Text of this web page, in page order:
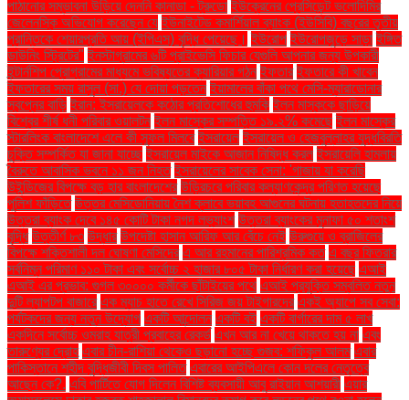
পাঠানোর সম্ভাবনা উড়িয়ে দেননি কানাডা - ট্রুডো ইউক্রেনের প্রেসিডেন্ট ভলোদিমির
জেলেনস্কি অভিযোগ করেছেন যে ইউনাইটেড কমার্শিয়াল ব্যাংক (ইউসিবি) বছরের তৃতীয়
প্রান্তিকে শেয়ারপ্রতি আয় (ইপিএস) বৃদ্ধি পেয়েছে। ইউরোপ ইউরোপজুড়ে সাড়া ইঙ্গিত
ডাউনিং স্ট্রিটের" ইনস্টাগ্রামের ৬টি প্রাইভেসি ফিচার যেগুলি আপনার জন্য উপকারী
ইন্টার্নশিপ প্রোগ্রামের মাধ্যমে ভবিষ্যতের ক্যারিয়ার গঠন ইফতার ইফতারে কী খাবেন
ইফতারের সময় রাসুল (সা.) যে দোয়া পড়তেন ইয়ামালের বাঁকা পথে মেসি-ম্যারাডোনার
স্বপ্নের বাড়ি ইরান: ইসরায়েলকে কঠোর প্রতিশোধের হুমকি ইলন মাস্ককে ছাড়িয়ে
বিশ্বের শীর্ষ ধনী পরিবার ওয়ালটন ইলন মাস্কের সম্পত্তি ১৯.২% কমেছে ইলন মাস্কের
স্টারলিংক বাংলাদেশে এলে কী সুফল মিলবে ইসরায়েল ইসরায়েল ও হেজবুল্লাহর যুদ্ধবিরতি
চুক্তি সম্পর্কিত যা জানা যাচ্ছে ইসরায়েল মাইকে আজান নিষিদ্ধ করল ইসরায়েলি হামলায়
বৈরুতে আবাসিক ভবনে ১১ জন নিহত ইসরায়েলের সাবেক সেনা: 'গাজায় যা করেছি
উইন্ডিজের বিপক্ষে বড় হার বাংলাদেশের উড়িরচরে পরিবার কল্যাণকেন্দ্র পরিণত হয়েছে
পুলিশ ফাঁড়িতে উত্তর মেসিডোনিয়ায় নৈশ ক্লাবে ভয়াবহ আগুনের ঘটনায় হতাহতদের নিয়ে
উত্তরা ব্যাংক দেবে ১৪৫ কোটি টাকা নগদ লভ্যাংশ উত্তরা ব্যাংকের মুনাফা ৫০ শতাংশ
বৃদ্ধি উত্তীর্ণ ৮৩ উদ্ধার উপদেষ্টা হাসান আরিফ আর বেঁচে নেই উরুগুয়ে ও ব্রাজিলের
বিপক্ষে শক্তিশালী দল ঘোষণা মেসিদের এ আর রহমানের পারিশ্রমিক কত এ বছর ফিতরার
সর্বনিম্ন পরিমাণ ১১০ টাকা এবং সর্বোচ্চ ২ হাজার ৮০৫ টাকা নির্ধারণ করা হয়েছে এআই
এআই এর প্রভাব: গুগল ৩০০০০ কর্মীকে ছাঁটাইয়ের পথে এআই প্রযুক্তি সম্বলিত নতুন
দুটি ল্যাপটপ বাজারে এক ম্যাচ হাতে রেখে সিরিজ জয় টাইগারদের একই অ্যাপে সব সেবা:
পর্যটকদের জন্য নতুন উদ্যোগ একটি আন্দোলন একটি বই একটি বার্গারের দাম ৫ লাখ
একদিনে সর্বোচ্চ ওমরাহ যাত্রী প্রবাহের রেকর্ড এখন আর না খেয়ে থাকতে হয় না এবং
তারুণ্যের দ্রোহ এবার চীন-রাশিয়া থেকেও ছড়ানো হচ্ছে গুজব: শফিকুল আলম এবার
পাকিস্তানে শহীদ বুদ্ধিজীবী দিবস পালিত এবারের আইপিএলে কোন দলের নেতৃত্বে
আছেন কে?. এবি পার্টিতে যোগ দিলেন বিশিষ্ট ব্যবসায়ী আবু রাইয়ান আশয়ারী এয়ার